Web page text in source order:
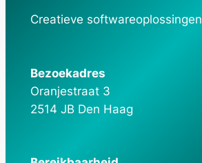
Creatieve softwareoplossingen
Bezoekadres
Oranjestraat 3
2514 JB Den Haag